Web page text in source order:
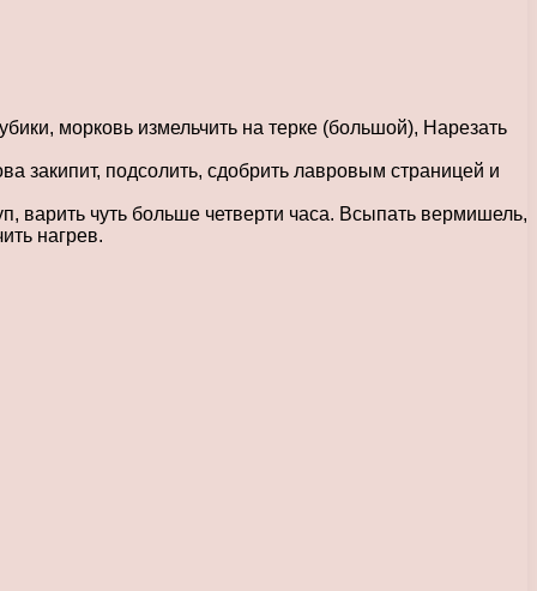
морковь измельчить на терке (большой), Нарезать
закипит, подсолить, сдобрить лавровым страницей и
варить чуть больше четверти часа. Всыпать вермишель,
нагрев.